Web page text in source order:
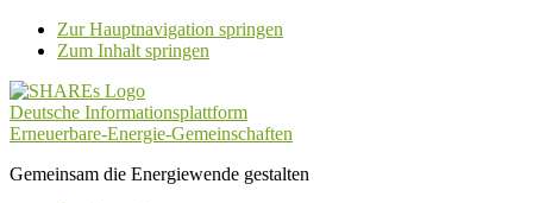
Zur Hauptnavigation springen
Zum Inhalt springen
Deutsche Informationsplattform
Erneuerbare-Energie-Gemeinschaften
Gemeinsam die Energiewende gestalten